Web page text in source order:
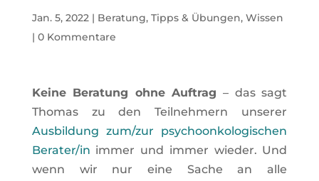
Jan. 5, 2022| Beratung, Tipps & Übungen, Wissen
| 0 Kommentare
Keine Beratung ohne Auftrag – das sagt
Thomas zu den Teilnehmern unserer
Ausbildung zum/zur psychoonkologischen
Berater/in immer und immer wieder. Und
wenn wir nur eine Sache an alle